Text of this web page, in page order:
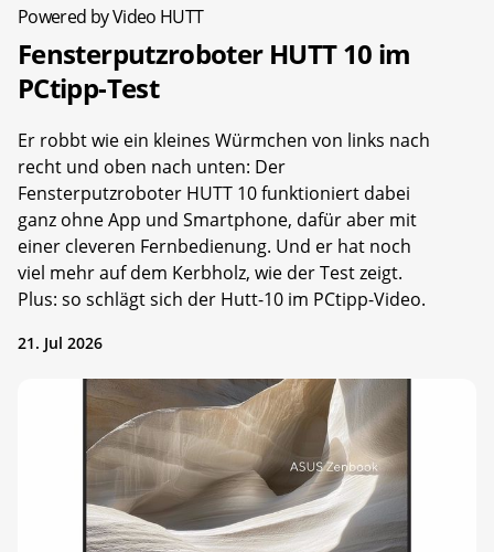
Powered by Video HUTT
Fensterputzroboter HUTT 10 im
PCtipp-Test
Er robbt wie ein kleines Würmchen von links nach
recht und oben nach unten: Der
Fensterputzroboter HUTT 10 funktioniert dabei
ganz ohne App und Smartphone, dafür aber mit
einer cleveren Fernbedienung. Und er hat noch
viel mehr auf dem Kerbholz, wie der Test zeigt.
Plus: so schlägt sich der Hutt-10 im PCtipp-Video.
21. Jul 2026